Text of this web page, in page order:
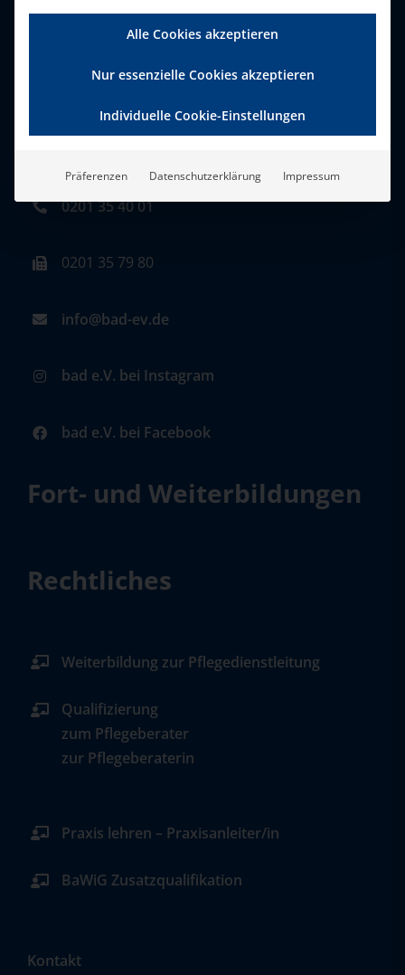
Bundesverband Ambulante
Dienste und Stationäre
Einrichtungen (bad) e.V.
0201 35 40 01
0201 35 79 80
info@bad-ev.de
bad e.V. bei Instagram
bad e.V. bei Facebook
Fort- und Weiterbildungen
Rechtliches
Weiterbildung zur Pflegedienstleitung
Qualifizierung
zum Pflegeberater
zur Pflegeberaterin
Praxis lehren – Praxisanleiter/in
BaWiG Zusatzqualifikation
Kontakt
Alle Cookies akzeptieren
Nur essenzielle Cookies akzeptieren
Individuelle Cookie-Einstellungen
Präferenzen Datenschutzerklärung Impressum